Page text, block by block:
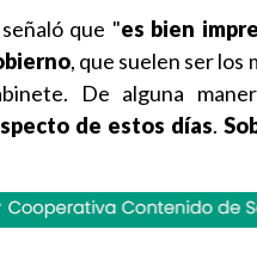
señaló que "es bien
, que suelen ser los
De alguna
de estos días.